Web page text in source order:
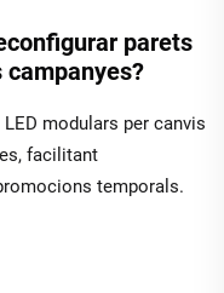
parets
campanyes?
modulars per canvis
facilitant
temporals.